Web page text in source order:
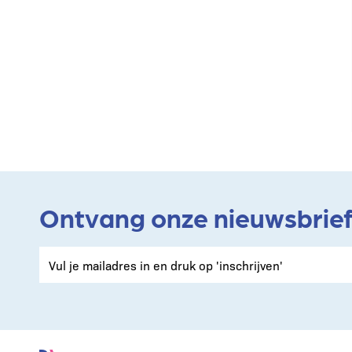
Ontvang onze nieuwsbrief